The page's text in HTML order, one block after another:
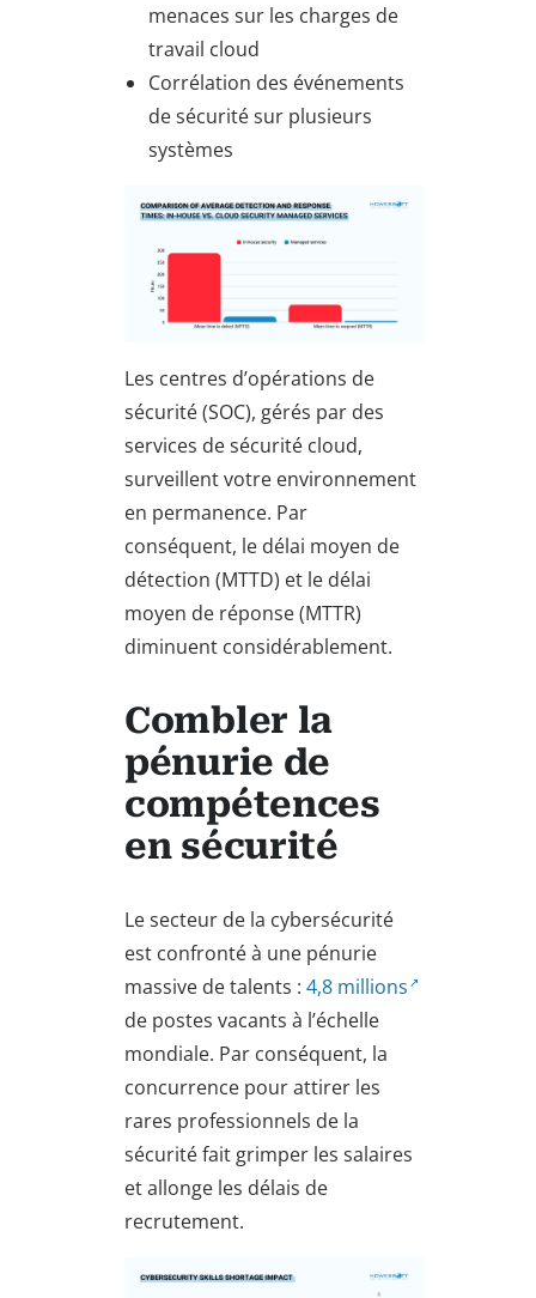
menaces sur les charges de
travail cloud
Corrélation des événements
de sécurité sur plusieurs
systèmes
Les centres d’opérations de
sécurité (SOC), gérés par des
services de sécurité cloud,
surveillent votre environnement
en permanence. Par
conséquent, le délai moyen de
détection (MTTD) et le délai
moyen de réponse (MTTR)
diminuent considérablement.
Combler la
pénurie de
compétences
en sécurité
Le secteur de la cybersécurité
est confronté à une pénurie
massive de talents : 4,8 millions
de postes vacants à l’échelle
mondiale. Par conséquent, la
concurrence pour attirer les
rares professionnels de la
sécurité fait grimper les salaires
et allonge les délais de
recrutement.